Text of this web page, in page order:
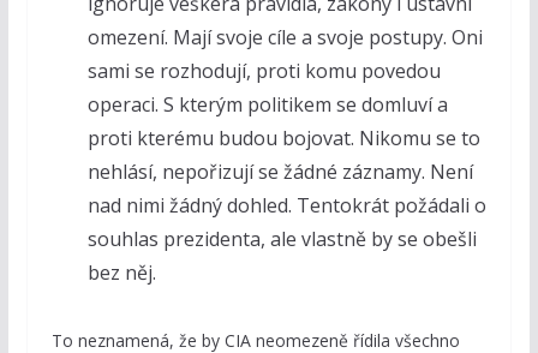
omezení. Mají svoje cíle a svoje postupy. Oni
sami se rozhodují, proti komu povedou
operaci. S kterým politikem se domluví a
proti kterému budou bojovat. Nikomu se to
nehlásí, nepořizují se žádné záznamy. Není
nad nimi žádný dohled. Tentokrát požádali o
souhlas prezidenta, ale vlastně by se obešli
bez něj.
To neznamená, že by CIA neomezeně řídila všechno